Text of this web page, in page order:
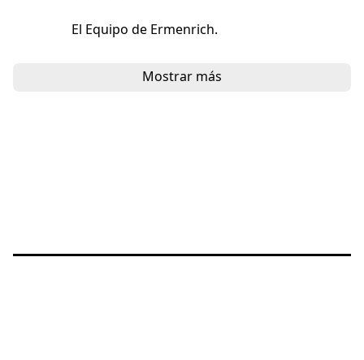
El Equipo de Ermenrich.
Mostrar más